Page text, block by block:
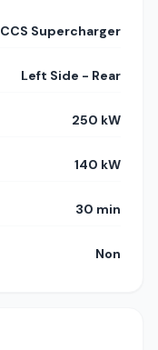
CCS Supercharger
Left Side - Rear
250 kW
140 kW
30 min
Non